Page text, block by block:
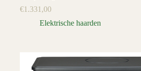
€1.331,00
Elektrische haarden